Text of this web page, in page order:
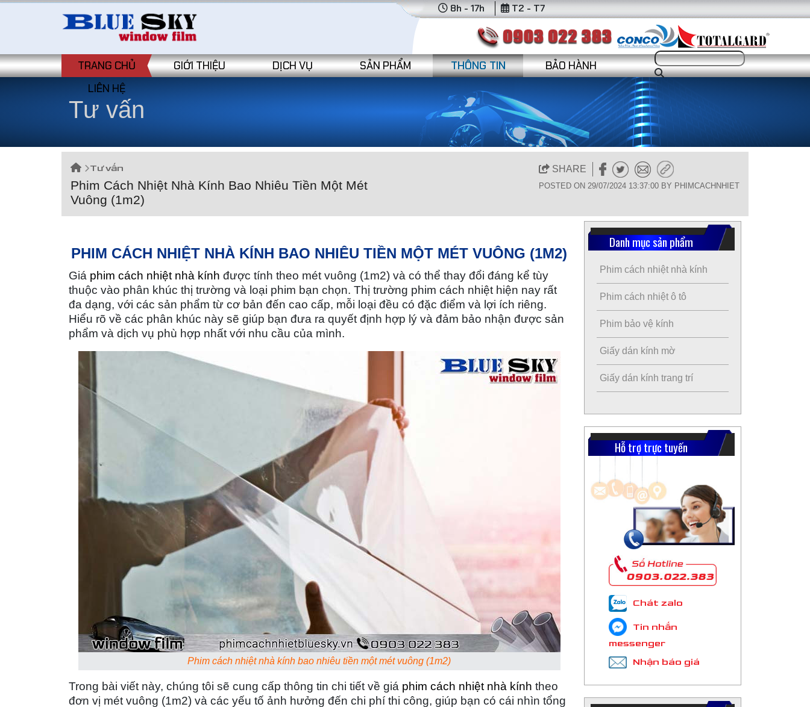
8h - 17h T2 - T7
TRANG CHỦ GIỚI THIỆU DỊCH VỤ SẢN PHẨM THÔNG TIN
BẢO HÀNH
LIÊN HỆ
Tư vấn
Tư vấn
Phim Cách Nhiệt Nhà Kính Bao Nhiêu Tiền Một Mét
Vuông (1m2)
SHARE
POSTED ON 29/07/2024 13:37:00 BY PHIMCACHNHIET
PHIM CÁCH NHIỆT NHÀ KÍNH BAO NHIÊU TIỀN MỘT MÉT VUÔNG (1M2)
Giá phim cách nhiệt nhà kính được tính theo mét vuông (1m2) và có thể thay đổi đáng kể tùy
thuộc vào phân khúc thị trường và loại phim bạn chọn. Thị trường phim cách nhiệt hiện nay rất
đa dạng, với các sản phẩm từ cơ bản đến cao cấp, mỗi loại đều có đặc điểm và lợi ích riêng.
Hiểu rõ về các phân khúc này sẽ giúp bạn đưa ra quyết định hợp lý và đảm bảo nhận được sản
phẩm và dịch vụ phù hợp nhất với nhu cầu của mình.
Phim cách nhiệt nhà kính bao nhiêu tiền một mét vuông (1m2)
Trong bài viết này, chúng tôi sẽ cung cấp thông tin chi tiết về giá phim cách nhiệt nhà kính theo
đơn vị mét vuông (1m2) và các yếu tố ảnh hưởng đến chi phí thi công, giúp bạn có cái nhìn tổng
Danh mục sản phẩm
Phim cách nhiệt nhà kính
Phim cách nhiệt ô tô
Phim bảo vệ kính
Giấy dán kính mờ
Giấy dán kính trang trí
Hỗ trợ trực tuyến
Chát zalo
Tin nhắn
messenger
Nhận báo giá